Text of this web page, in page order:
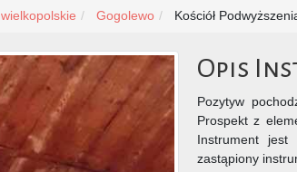
wielkopolskie Gogolewo Kościół
Opis
Pozytyw
Prospekt z
Instrument jest
zastąpiony